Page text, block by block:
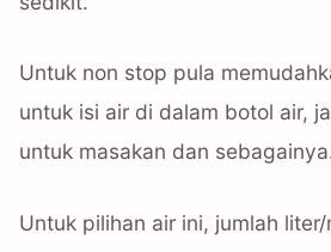
Untuk non stop pula
untuk isi air di dalam botol air,
untuk masakan dan
Untuk pilihan air ini, jumlah